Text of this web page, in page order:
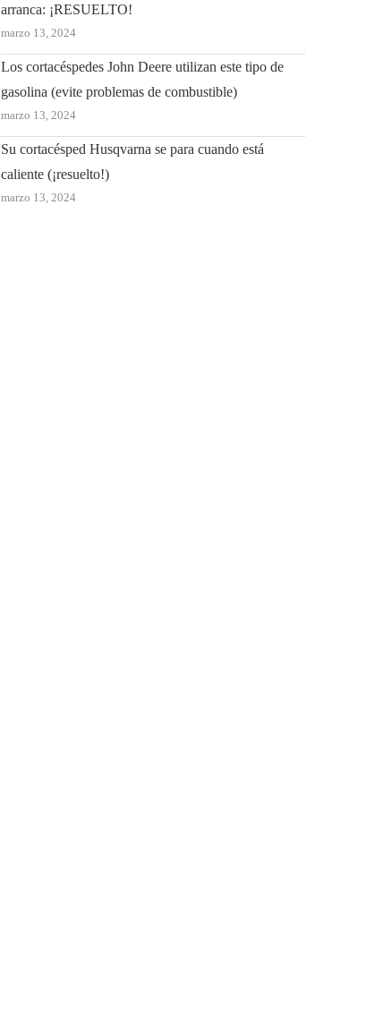
arranca: ¡RESUELTO!
marzo 13, 2024
Los cortacéspedes John Deere utilizan este tipo de
gasolina (evite problemas de combustible)
marzo 13, 2024
Su cortacésped Husqvarna se para cuando está
caliente (¡resuelto!)
marzo 13, 2024